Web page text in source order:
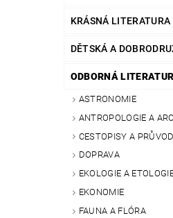
KRÁSNÁ LITERATURA
DĚTSKÁ A
ODBORNÁ
ASTRONOMIE
ANTROPOLOGIE A
CESTOPISY A
DOPRAVA
EKOLOGIE A
EKONOMIE
FAUNA A FLÓRA